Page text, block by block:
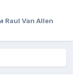
Raul Van Allen